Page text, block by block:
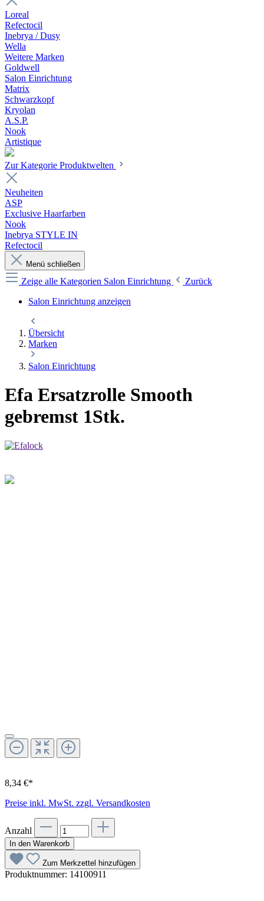
Loreal
Refectocil
Inebrya / Dusy
Wella
Weitere Marken
Goldwell
Salon Einrichtung
Matrix
Schwarzkopf
Kryolan
A.S.P.
Nook
Artistique
Zur Kategorie Produktwelten
Neuheiten
ASP
Exclusive Haarfarben
Nook
Inebrya STYLE IN
Refectocil
Menü schließen
Zeige alle Kategorien Salon Einrichtung
Zurück
Salon Einrichtung anzeigen
Übersicht
Marken
Salon Einrichtung
Efa Ersatzrolle Smooth
gebremst 1Stk.
8,34 €*
Preise inkl. MwSt. zzgl. Versandkosten
Anzahl
In den Warenkorb
Zum Merkzettel hinzufügen
Produktnummer: 14100911